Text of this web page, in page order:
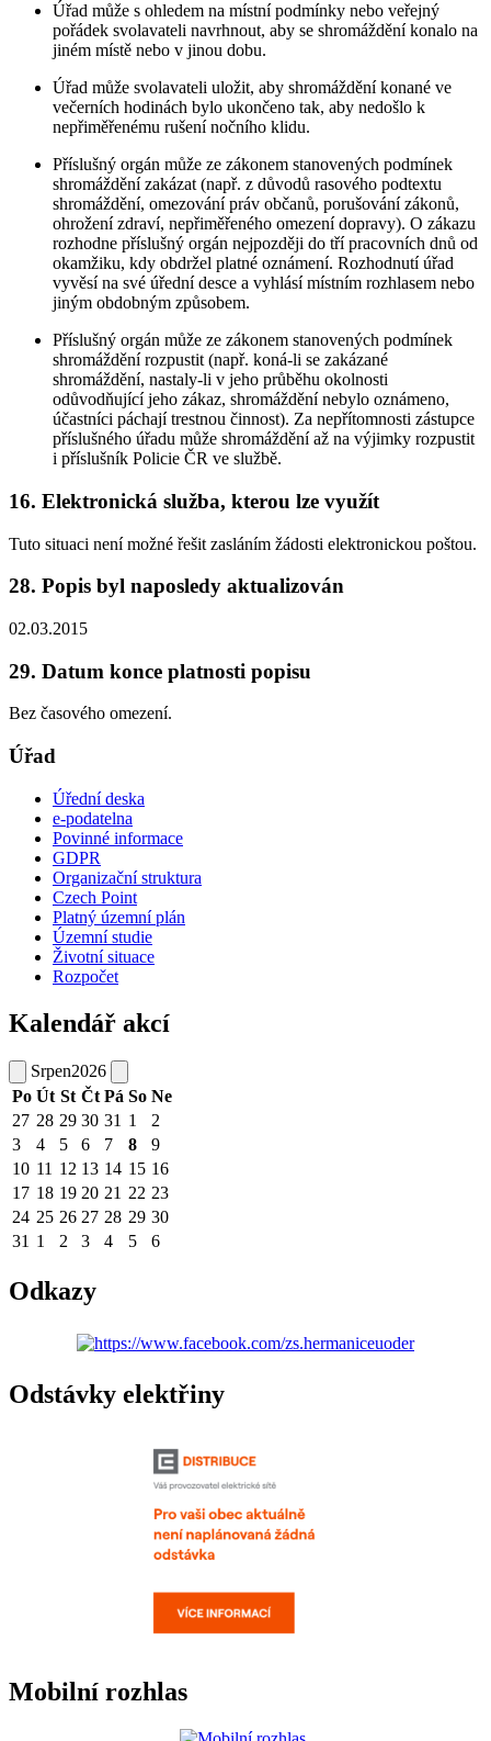
Úřad může s ohledem na místní podmínky nebo veřejný
pořádek svolavateli navrhnout, aby se shromáždění konalo na
jiném místě nebo v jinou dobu.
Úřad může svolavateli uložit, aby shromáždění konané ve
večerních hodinách bylo ukončeno tak, aby nedošlo k
nepřiměřenému rušení nočního klidu.
Příslušný orgán může ze zákonem stanovených podmínek
shromáždění zakázat (např. z důvodů rasového podtextu
shromáždění, omezování práv občanů, porušování zákonů,
ohrožení zdraví, nepřiměřeného omezení dopravy). O zákazu
rozhodne příslušný orgán nejpozději do tří pracovních dnů od
okamžiku, kdy obdržel platné oznámení. Rozhodnutí úřad
vyvěsí na své úřední desce a vyhlásí místním rozhlasem nebo
jiným obdobným způsobem.
Příslušný orgán může ze zákonem stanovených podmínek
shromáždění rozpustit (např. koná-li se zakázané
shromáždění, nastaly-li v jeho průběhu okolnosti
odůvodňující jeho zákaz, shromáždění nebylo oznámeno,
účastníci páchají trestnou činnost). Za nepřítomnosti zástupce
příslušného úřadu může shromáždění až na výjimky rozpustit
i příslušník Policie ČR ve službě.
16. Elektronická služba, kterou lze využít
Tuto situaci není možné řešit zasláním žádosti elektronickou poštou.
28. Popis byl naposledy aktualizován
02.03.2015
29. Datum konce platnosti popisu
Bez časového omezení.
Úřad
Úřední deska
e-podatelna
Povinné informace
GDPR
Organizační struktura
Czech Point
Platný územní plán
Územní studie
Životní situace
Rozpočet
Kalendář akcí
Srpen2026
Po Út St Čt Pá So Ne
27 28 29 30 31 1
2
3
4 5 6 7 8
9
10 11 12 13 14 15 16
17 18 19 20 21 22 23
24 25 26 27 28 29 30
31 1 2 3 4 5 6
Odkazy
Odstávky elektřiny
Mobilní rozhlas